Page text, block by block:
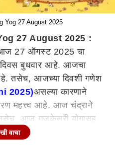
Yog 27 August 2025
27 August 2025 :
आज 27 ऑगस्ट 2025 चा
बुधवार आहे. आजचा
आहे. तसेच, आजच्या दिवशी गणेश
2025)असल्या कारणाने
महत्त्व आहे. आज चंद्राने
आज गजकेसरी योगासह
निर्मिती झाली आहे.
वाचा